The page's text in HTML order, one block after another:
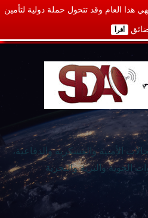
هذا العام وقد تتحول حملة دولية لتأمين
أقرأ
الأمنية والعسكرية والدفاعية،
الجوية والبرية والبحرية